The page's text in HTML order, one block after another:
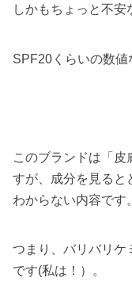
しかもちょっと不安
SPF20くらいの数値
このブランドは「
すが、成分を見ると
わからない内容です。
つまり、バリバリケ
です(私は！）。